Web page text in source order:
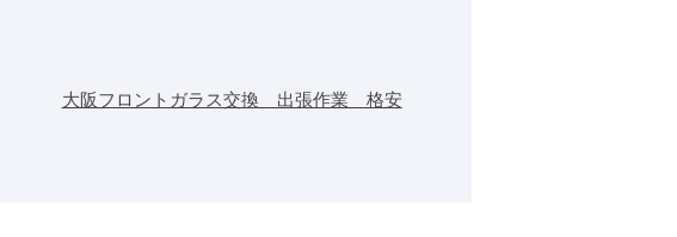
大阪フロントガラス交換 出張作業 格安